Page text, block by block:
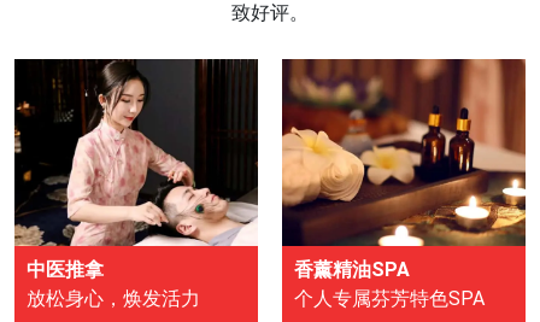
致好评。
中医推拿
放松身心，焕发活力
香薰精油SPA
个人专属芬芳特色SPA